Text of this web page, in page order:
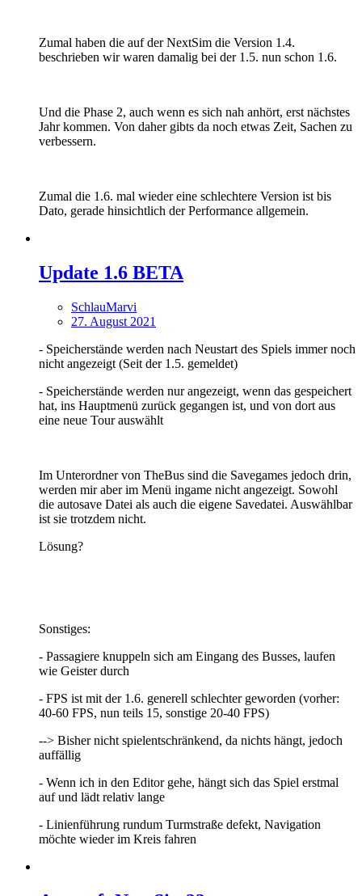
Zumal haben die auf der NextSim die Version 1.4.
beschrieben wir waren damalig bei der 1.5. nun schon 1.6.
Und die Phase 2, auch wenn es sich nah anhört, erst nächstes
Jahr kommen. Von daher gibts da noch etwas Zeit, Sachen zu
verbessern.
Zumal die 1.6. mal wieder eine schlechtere Version ist bis
Dato, gerade hinsichtlich der Performance allgemein.
Update 1.6 BETA
SchlauMarvi
27. August 2021
- Speicherstände werden nach Neustart des Spiels immer noch
nicht angezeigt (Seit der 1.5. gemeldet)
- Speicherstände werden nur angezeigt, wenn das gespeichert
hat, ins Hauptmenü zurück gegangen ist, und von dort aus
eine neue Tour auswählt
Im Unterordner von TheBus sind die Savegames jedoch drin,
werden mir aber im Menü ingame nicht angezeigt. Sowohl
die autosave Datei als auch die eigene Savedatei. Auswählbar
ist sie trotzdem nicht.
Lösung?
Sonstiges:
- Passagiere knuppeln sich am Eingang des Busses, laufen
wie Geister durch
- FPS ist mit der 1.6. generell schlechter geworden (vorher:
40-60 FPS, nun teils 15, sonstige 20-40 FPS)
--> Bisher nicht spielentschränkend, da nichts hängt, jedoch
auffällig
- Wenn ich in den Editor gehe, hängt sich das Spiel erstmal
auf und lädt relativ lange
- Linienführung rundum Turmstraße defekt, Navigation
möchte wieder im Kreis fahren